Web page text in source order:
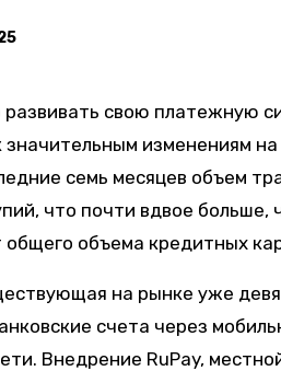
изменениям
семь месяцев объем
что почти вдвое
общего объема кредитных
на рынке уже
счета через
Внедрение RuPay,